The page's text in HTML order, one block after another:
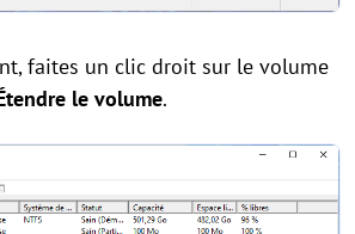
faites un clic droit sur le volume
le volume.